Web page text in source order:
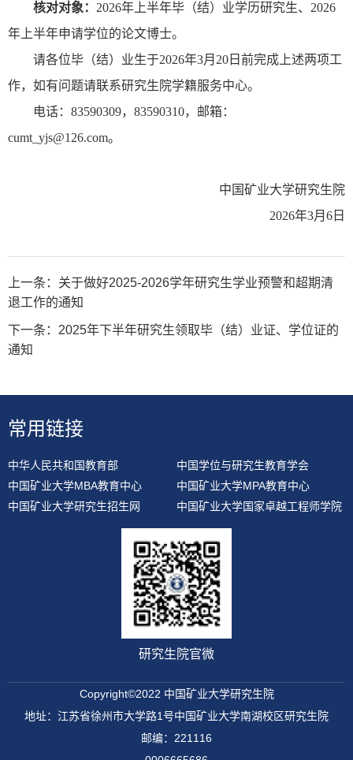
核对对象： 2026年上半年毕（结）业学历研究生、 2026
年上半年申请学位的论文博士。
请各位毕 （结） 业生于2026年3月 20 日前完成上述两项工
作，如有问题请联系研究生院学籍服务中心。
电话：83590309， 83590310， 邮箱：
cumt_yjs@126.com。
中国矿业大学研究生院
2026年3月6日
上一条： 关于做好2025-2026学年研究生学业预警和超期清
退工作的通知
下一条： 2025年下半年研究生领取毕（结）业证、学位证的
通知
常用链接
中华人民共和国教育部
中国学位与研究生教育学会
中国矿业大学MBA教育中心
中国矿业大学MPA教育中心
中国矿业大学研究生招生网
中国矿业大学国家卓越工程师学院
研究生院官微
Copyright©2022 中国矿业大学研究生院
地址：江苏省徐州市大学路1号中国矿业大学南湖校区研究生院
邮编：221116